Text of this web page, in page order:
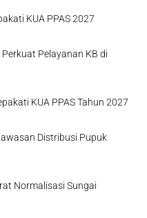
KUA PPAS 2027
Pelayanan KB di
KUA PPAS Tahun 2027
Distribusi Pupuk
Normalisasi Sungai